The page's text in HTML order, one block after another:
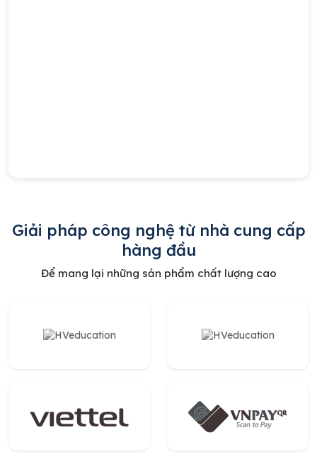
Giải pháp công nghệ từ nhà cung cấp
hàng đầu
Để mang lại những sản phẩm chất lượng cao